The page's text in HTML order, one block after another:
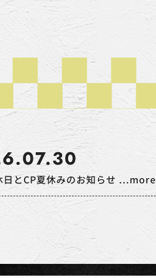
日とCP夏休みのお知らせ ...more